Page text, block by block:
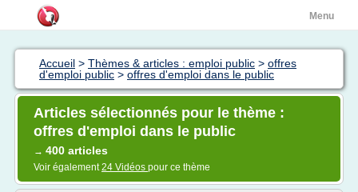
Menu
Accueil > Thèmes & articles : emploi public > offres
d'emploi public > offres d'emploi dans le public
Articles sélectionnés pour le thème :
offres d'emploi dans le public
→ 400 articles
Voir également24 Vidéos pour ce thème